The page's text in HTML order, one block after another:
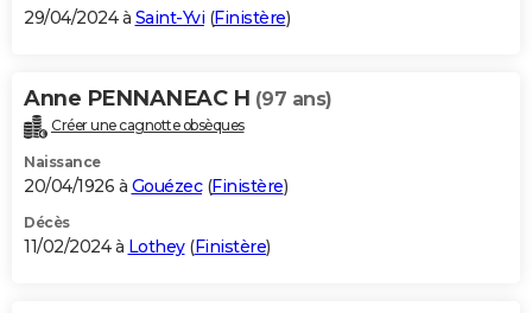
29/04/2024 à Saint-Yvi (Finistère)
Anne PENNANEAC H (97 ans)
Créer une cagnotte obsèques
Naissance
20/04/1926 à Gouézec(Finistère)
Décès
11/02/2024 à Lothey(Finistère)